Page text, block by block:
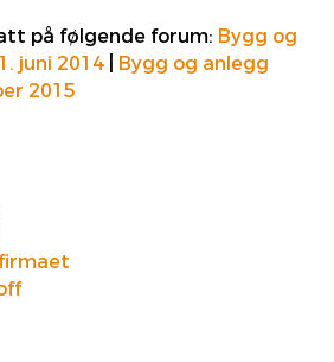
på følgende forum: Bygg og
juni 2014
Bygg og anlegg
2015